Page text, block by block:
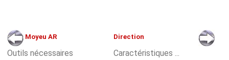
Moyeu AR
Outils nécessaires
Direction
Caractéristiques ...